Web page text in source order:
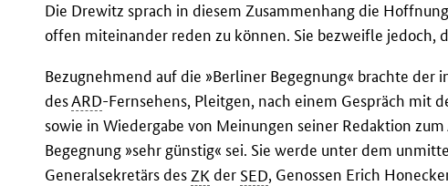
Die Drewitz sprach in diesem Zusammenhang die
offen miteinander reden zu können. Sie bezweifle jedoch,
Bezugnehmend auf die »Berliner Begegnung« brachte der
desARD-Fernsehens, Pleitgen, nach einem Gespräch mit
sowie in Wiedergabe von Meinungen seiner Redaktion
Begegnung »sehr günstig« sei. Sie werde unter dem
Generalsekretärs des ZK der SED, Genossen Erich